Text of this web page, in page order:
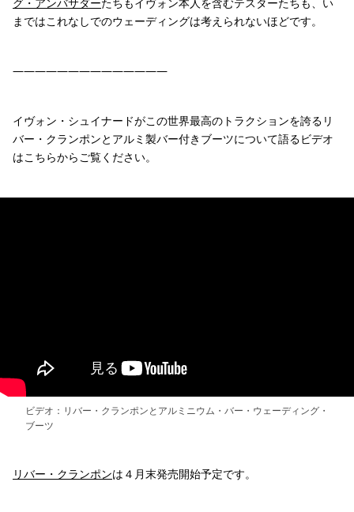
まではこれなしでのウェーディングは考えられないほどです。
——————————————
イヴォン・シュイナードがこの世界最高のトラクションを誇るリ
バー・クランポンとアルミ製バー付きブーツについて語るビデオ
はこちらからご覧ください。
ビデオ：リバー・クランポンとアルミニウム・バー・ウェーディング・
ブーツ
リバー・クランポンは４月末発売開始予定です。